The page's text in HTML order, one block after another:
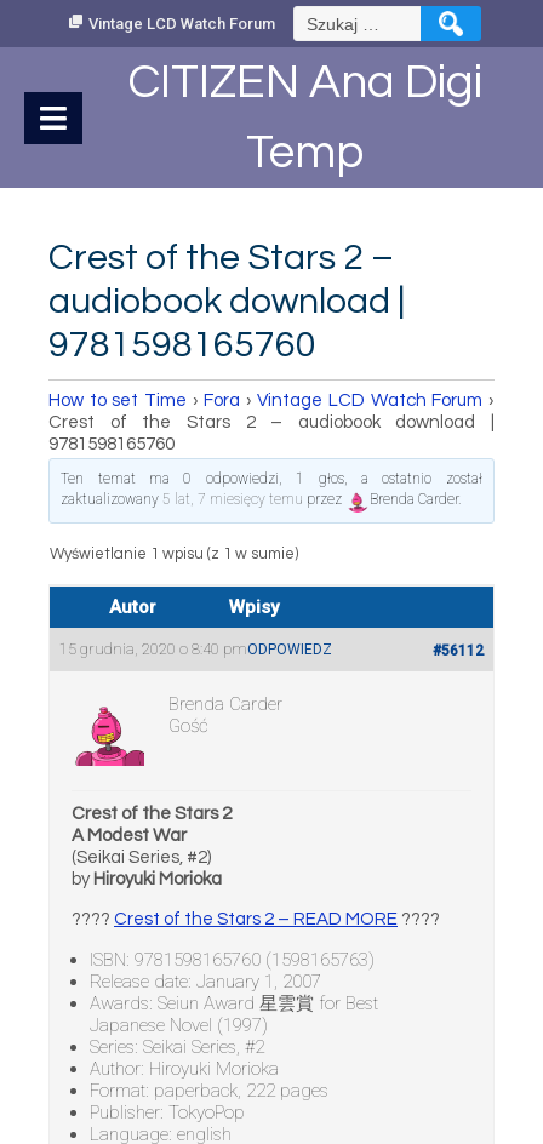
Vintage LCD Watch Forum Szukaj:
CITIZEN Ana Digi
Temp
Crest of the Stars 2 –
audiobook download |
9781598165760
How to set Time › Fora › Vintage LCD Watch Forum ›
Crest of the Stars 2 – audiobook download |
9781598165760
Ten temat ma 0 odpowiedzi, 1 głos, a ostatnio został
zaktualizowany 5 lat, 7 miesięcy temu przez Brenda Carder.
Wyświetlanie 1 wpisu (z 1 w sumie)
Autor Wpisy
15 grudnia, 2020 o 8:40 pm #56112
ODPOWIEDZ
Brenda Carder
Gość
Crest of the Stars 2
A Modest War
(Seikai Series, #2)
by Hiroyuki Morioka
???? Crest of the Stars 2 – READ MORE ????
ISBN: 9781598165760 (1598165763)
Release date: January 1, 2007
Awards: Seiun Award 星雲賞 for Best
Japanese Novel (1997)
Series: Seikai Series, #2
Author: Hiroyuki Morioka
Format: paperback, 222 pages
Publisher: TokyoPop
Language: english